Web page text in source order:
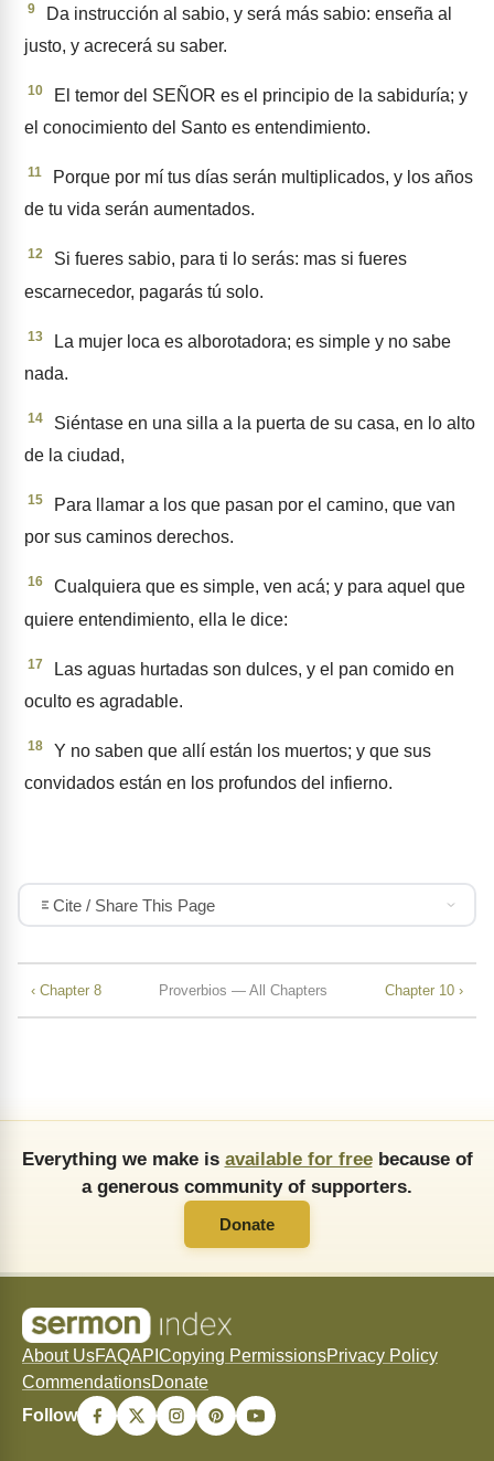
9
Da instrucción al sabio, y será más sabio: enseña al
justo, y acrecerá su saber.
10
El temor del SEÑOR es el principio de la sabiduría; y
el conocimiento del Santo es entendimiento.
11
Porque por mí tus días serán multiplicados, y los años
de tu vida serán aumentados.
12
Si fueres sabio, para ti lo serás: mas si fueres
escarnece­dor, pagarás tú solo.
13
La mujer loca es alborotado­ra; es simple y no sabe
nada.
14
Siéntase en una silla a la puer­ta de su casa, en lo alto
de la ciu­dad,
15
Para llamar a los que pasan por el camino, que van
por sus caminos derechos.
16
Cualquiera que es simple, ven acá; y para aquel que
quiere entendimiento, ella le dice:
17
Las aguas hurtadas son dul­ces, y el pan comido en
oculto es agradable.
18
Y no saben que allí están los muertos; y que sus
convidados están en los profundos del infier­no.
Cite / Share This Page
‹ Chapter 8 Proverbios — All Chapters Chapter 10 ›
Everything we make is available for freebecause of
a generous community of supporters.
Donate
About UsFAQAPI Copying PermissionsPrivacy Policy
CommendationsDonate
Follow